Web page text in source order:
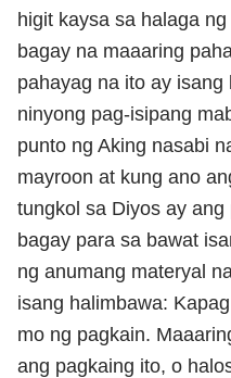
higit kaysa sa halaga
bagay na maaaring
pahayag na ito ay isang
ninyong pag-isipang
punto ng Aking nasabi
mayroon at kung ano
tungkol sa Diyos ay
bagay para sa bawat
ng anumang materyal
isang halimbawa:
mo ng pagkain.
ang pagkaing ito, o